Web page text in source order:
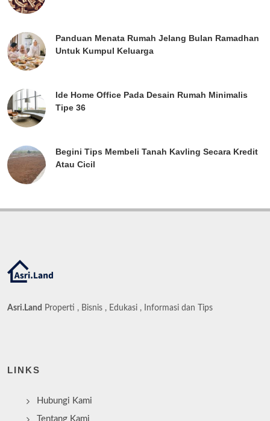
Panduan Menata Rumah Jelang Bulan Ramadhan
Untuk Kumpul Keluarga
Ide Home Office Pada Desain Rumah Minimalis
Tipe 36
Begini Tips Membeli Tanah Kavling Secara Kredit
Atau Cicil
Asri.Land Properti , Bisnis , Edukasi , Informasi dan Tips
LINKS
Hubungi Kami
Tentang Kami